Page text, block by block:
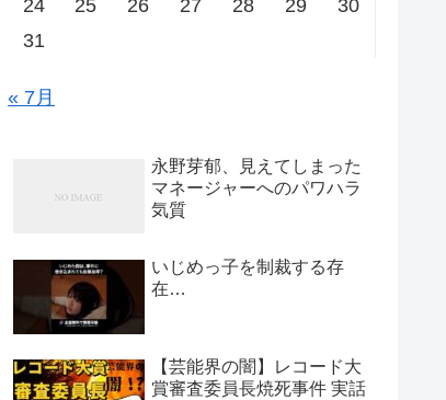
24
25 26 27 28 29
30
31
« 7月
永野芽郁、見えてしまった
マネージャーへのパワハラ
気質
いじめっ子を制裁する存
在…
【芸能界の闇】レコード大
賞審査委員長焼死事件 実話